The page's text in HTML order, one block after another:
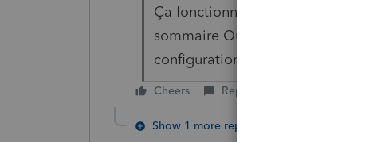
Ça fonctionne pour le
sommaire Québec. J'ai bien
configuration et ils indiquent
Cheers Reply
Show 1 more reply